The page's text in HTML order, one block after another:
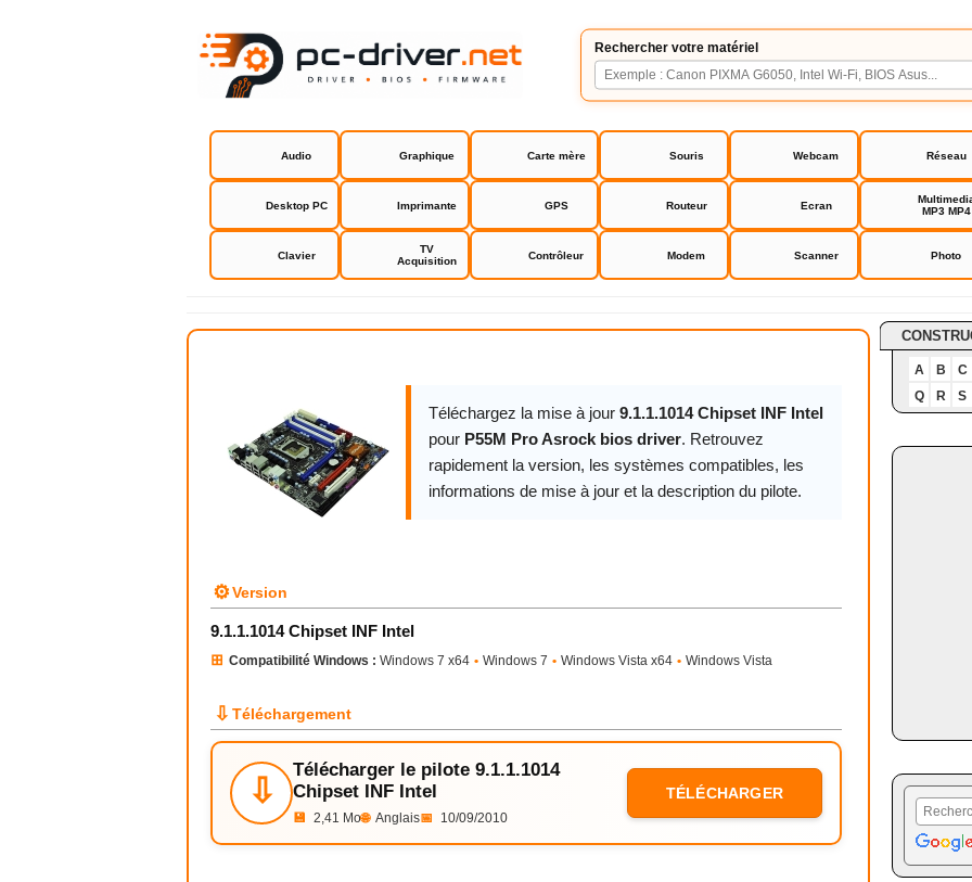
Rechercher votre matériel
Audio Graphique Carte mère Souris Webcam Réseau
Desktop PC Imprimante GPS Routeur Ecran
MP3 MP4
Clavier
TV
Acquisition
Contrôleur Modem Scanner Photo
P55M Pro Asrock bios driver
Téléchargez la mise à jour 9.1.1.1014 Chipset INF Intel
pour P55M Pro Asrock bios driver. Retrouvez
rapidement la version, les systèmes compatibles, les
informations de mise à jour et la description du pilote.
⚙Version
9.1.1.1014 Chipset INF Intel
⊞ Compatibilité Windows : Windows 7 x64 • Windows 7 • Windows Vista x64 • Windows Vista
⇩ Téléchargement
⇩
Télécharger le pilote 9.1.1.1014
Chipset INF Intel
💾 2,41 Mo🌐 Anglais📅 10/09/2010
TÉLÉCHARGER
A B
C
Q
R S